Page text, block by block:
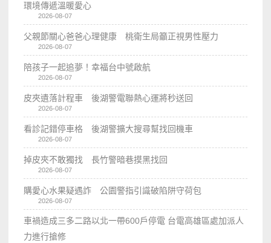
環境傳遞溫暖愛心
2026-08-07
父親節關心爸爸心理健康 桃衛生局籲正視男性壓力
2026-08-07
陪孩子一起追夢！幸福台中號啟航
2026-08-07
皮夾遺落計程車 後湖警電聯熱心運將秒送回
2026-08-07
看診記錯停車格 後湖警擴大搜尋幫找回機車
2026-08-07
掉皮夾不敢獨找 長竹警暗巷摸黑找回
2026-08-07
購愛心水果疑遇詐 公園警指引識破陷阱守荷包
2026-08-07
車禍造成三多二路以北一帶600戶停電 台電高雄區處加派人
力進行搶修